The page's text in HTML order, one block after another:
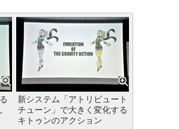
新システム「アトリビュート
チューン」で大きく変化する
キトゥンのアクション